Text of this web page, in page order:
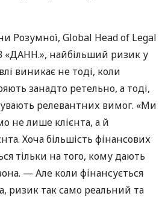
Розумної, Global Head of Legal
«ДАНН.», найбільший ризик у
виникає не тоді, коли
занадто ретельно, а тоді,
релевантних вимог. «Ми
не лише клієнта, а й
Хоча більшість фінансових
тільки на того, кому дають
— Але коли фінансується
ризик так само реальний та